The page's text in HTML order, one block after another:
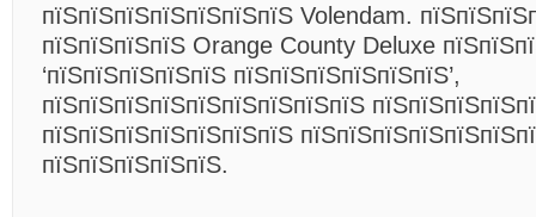
пїЅпїЅпїЅпїЅпїЅпїЅпїЅ Volendam.
пїЅпїЅпїЅпїЅ Orange County Deluxe
‘пїЅпїЅпїЅпїЅпїЅ пїЅпїЅпїЅпїЅпїЅпїЅ’,
пїЅпїЅпїЅпїЅпїЅпїЅпїЅпїЅпїЅ
пїЅпїЅпїЅпїЅпїЅпїЅпїЅ
пїЅпїЅпїЅпїЅпїЅ.